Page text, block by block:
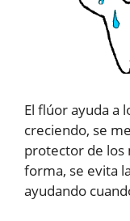
El flúor ayuda a
creciendo, se
protector de los
forma, se evita
ayudando